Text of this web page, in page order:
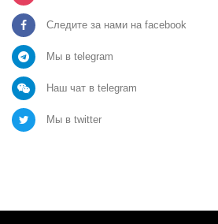
Следите за нами на facebook
Мы в telegram
Наш чат в telegram
Мы в twitter